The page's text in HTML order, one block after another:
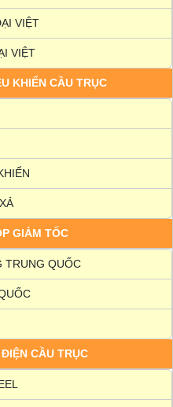
VIỆT
VIỆT
KHIỂN CẦU TRỤC
GIẢM TỐC
TRUNG QUỐC
CẦU TRỤC